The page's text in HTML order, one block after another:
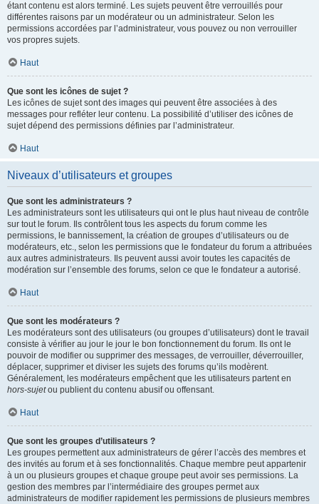
étant contenu est alors terminé. Les sujets peuvent être verrouillés pour
différentes raisons par un modérateur ou un administrateur. Selon les
permissions accordées par l’administrateur, vous pouvez ou non verrouiller
vos propres sujets.
Haut
Que sont les icônes de sujet ?
Les icônes de sujet sont des images qui peuvent être associées à des
messages pour refléter leur contenu. La possibilité d’utiliser des icônes de
sujet dépend des permissions définies par l’administrateur.
Haut
Niveaux d’utilisateurs et groupes
Que sont les administrateurs ?
Les administrateurs sont les utilisateurs qui ont le plus haut niveau de contrôle
sur tout le forum. Ils contrôlent tous les aspects du forum comme les
permissions, le bannissement, la création de groupes d’utilisateurs ou de
modérateurs, etc., selon les permissions que le fondateur du forum a attribuées
aux autres administrateurs. Ils peuvent aussi avoir toutes les capacités de
modération sur l’ensemble des forums, selon ce que le fondateur a autorisé.
Haut
Que sont les modérateurs ?
Les modérateurs sont des utilisateurs (ou groupes d’utilisateurs) dont le travail
consiste à vérifier au jour le jour le bon fonctionnement du forum. Ils ont le
pouvoir de modifier ou supprimer des messages, de verrouiller, déverrouiller,
déplacer, supprimer et diviser les sujets des forums qu’ils modèrent.
Généralement, les modérateurs empêchent que les utilisateurs partent en
hors-sujetou publient du contenu abusif ou offensant.
Haut
Que sont les groupes d’utilisateurs ?
Les groupes permettent aux administrateurs de gérer l’accès des membres et
des invités au forum et à ses fonctionnalités. Chaque membre peut appartenir
à un ou plusieurs groupes et chaque groupe peut avoir ses permissions. La
gestion des membres par l’intermédiaire des groupes permet aux
administrateurs de modifier rapidement les permissions de plusieurs membres